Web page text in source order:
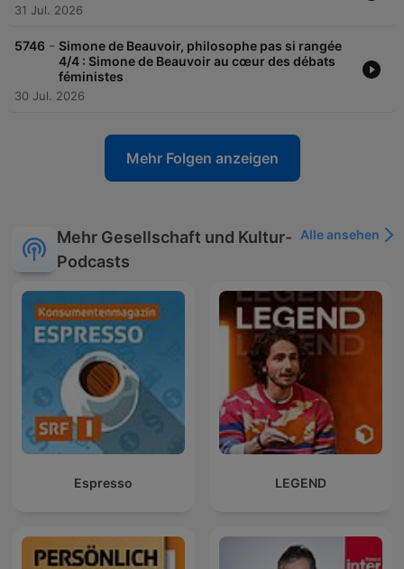
31 Jul. 2026
5746 - Simone de Beauvoir, philosophe pas si rangée
4/4 : Simone de Beauvoir au cœur des débats
féministes
30 Jul. 2026
Mehr Folgen anzeigen
Mehr Gesellschaft und Kultur-
Podcasts
Alle ansehen
Espresso LEGEND